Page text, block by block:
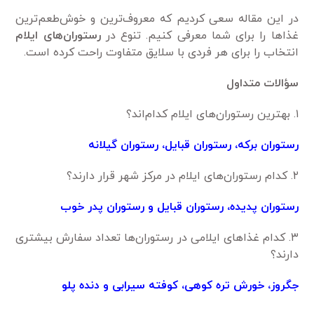
در این مقاله سعی کردیم که معروف‌ترین و خوش‌طعم‌ترین
غذاها را برای شما معرفی کنیم. تنوع دررستوران‌های ایلام
انتخاب را برای هر فردی با سلایق متفاوت راحت کرده است.
سؤالات متداول
۱.‌ بهترین رستوران‌های ایلام کدام‌اند؟
رستوران برکه، رستوران قبایل، رستوران گیلانه
۲. کدام رستوران‌های ایلام در مرکز شهر قرار دارند؟
رستوران پدیده، رستوران قبایل و رستوران پدر خوب
۳. کدام غذاهای ایلامی در رستوران‌ها تعداد سفارش بیشتری
دارند؟
جگروز، خورش تره کوهی، کوفته سیرابی و دنده پلو